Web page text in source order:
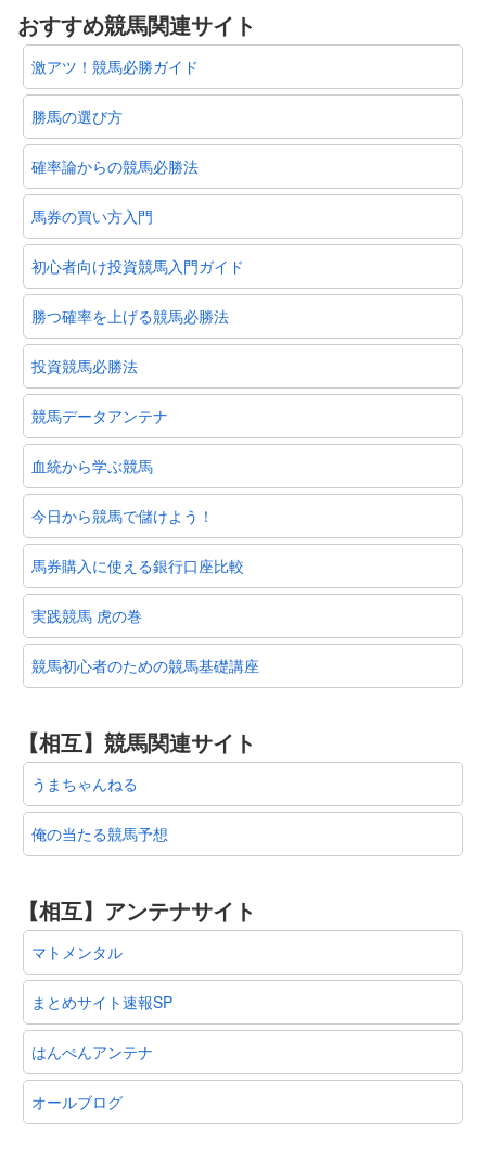
おすすめ競馬関連サイト
激アツ！競馬必勝ガイド
勝馬の選び方
確率論からの競馬必勝法
馬券の買い方入門
初心者向け投資競馬入門ガイド
勝つ確率を上げる競馬必勝法
投資競馬必勝法
競馬データアンテナ
血統から学ぶ競馬
今日から競馬で儲けよう！
馬券購入に使える銀行口座比較
実践競馬 虎の巻
競馬初心者のための競馬基礎講座
【相互】競馬関連サイト
うまちゃんねる
俺の当たる競馬予想
【相互】アンテナサイト
マトメンタル
まとめサイト速報SP
はんぺんアンテナ
オールブログ